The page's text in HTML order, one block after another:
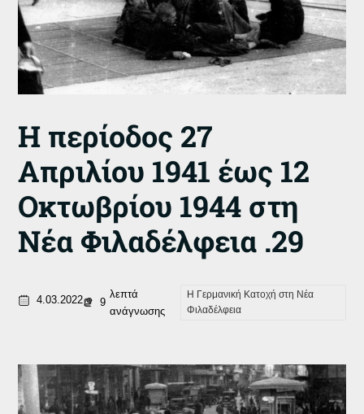
Η περίοδος 27
Απριλίου 1941 έως 12
Οκτωβρίου 1944 στη
Νέα Φιλαδέλφεια .29
4.03.2022 9
λεπτά
ανάγνωσης
Η Γερμανική Κατοχή στη Νέα
Φιλαδέλφεια